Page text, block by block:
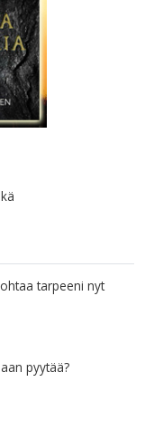
tarpeeni nyt
pyytää?